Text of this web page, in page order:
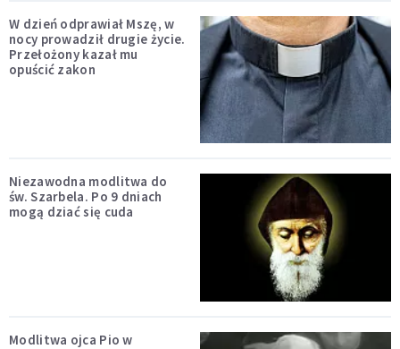
W dzień odprawiał Mszę, w
nocy prowadził drugie życie.
Przełożony kazał mu
opuścić zakon
Niezawodna modlitwa do
św. Szarbela. Po 9 dniach
mogą dziać się cuda
Modlitwa ojca Pio w